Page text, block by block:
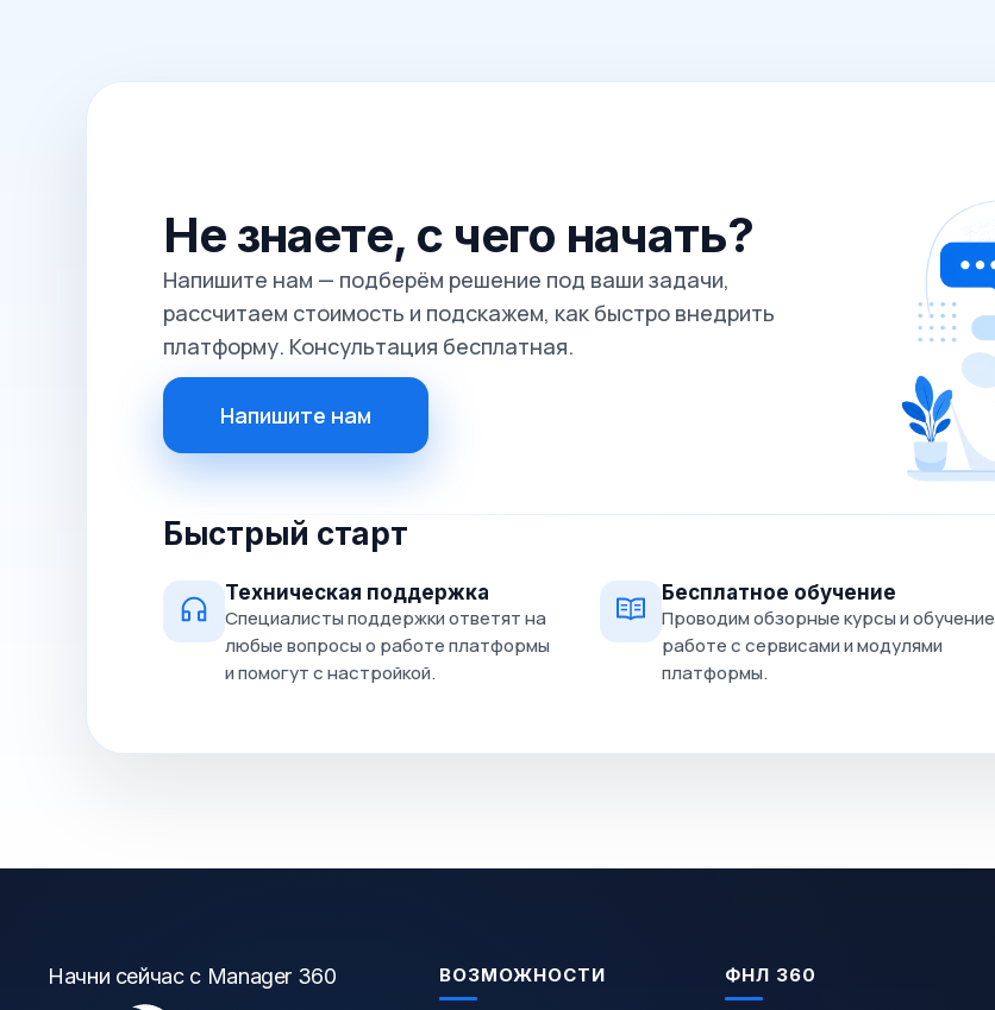
Не знаете, с чего начать?
Напишите нам — подберём решение под ваши задачи,
рассчитаем стоимость и подскажем, как быстро внедрить
платформу. Консультация бесплатная.
Напишите нам
Быстрый старт
Техническая поддержка
Специалисты поддержки ответят на
любые вопросы о работе платформы
и помогут с настройкой.
Бесплатное обучение
Проводим обзорные курсы и обучение
работе с сервисами и модулями
платформы.
Начни сейчас с Manager 360 ВОЗМОЖНОСТИ ФНЛ 360